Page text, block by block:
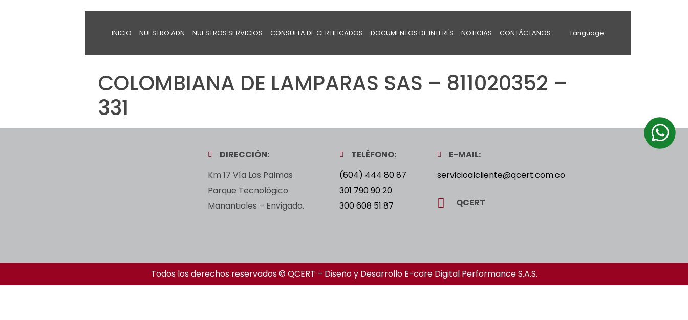
INICIO NUESTRO ADN NUESTROS SERVICIOS CONSULTA DE CERTIFICADOS DOCUMENTOS DE INTERÉS NOTICIAS CONTÁCTANOS Language
COLOMBIANA DE LAMPARAS SAS – 811020352 –
331
DIRECCIÓN:
Km 17 Vía Las Palmas
Parque Tecnológico
Manantiales – Envigado.
TELÉFONO:
(604) 444 80 87
301 790 90 20
300 608 51 87
E-MAIL:
servicioalcliente@qcert.com.co
QCERT
Todos los derechos reservados © QCERT – Diseño y Desarrollo E-core Digital Performance S.A.S.